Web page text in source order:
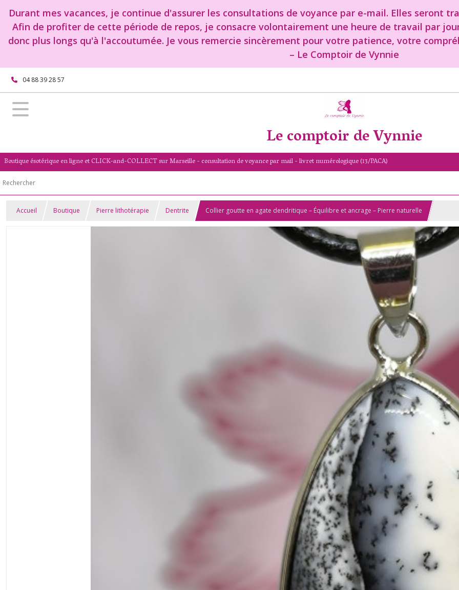
Durant mes vacances, je continue d'assurer les consultations de voyance par e-mail. Elles seront
Afin de profiter de cette période de repos, je consacre volontairement une heure de travail par
donc plus longs qu'à l'accoutumée. Je vous remercie sincèrement pour votre patience, votre
– Le Comptoir de Vynnie
04 88 39 28 57
Le comptoir de Vynnie
Boutique ésotérique en ligne et CLICK-and-COLLECT sur Marseille - consultation de voyance par mail - livret numérologique (13/PACA)
Accueil Boutique Pierre lithotérapie Dentrite Collier goutte en agate dendritique – Équilibre et ancrage – Pierre naturelle